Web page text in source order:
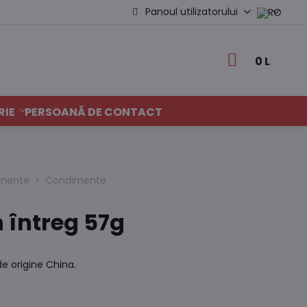
Panoul utilizatorului
0 L
PERSOANĂ DE CONTACT
Condimente
întreg 57g
origine China.